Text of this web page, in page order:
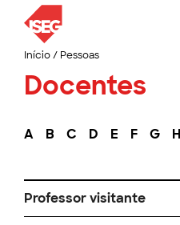
Início/ Pessoas
Docentes
A B C D E F G H
Professor visitante